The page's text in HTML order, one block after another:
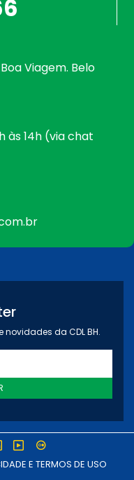
Viagem. Belo
às 14h (via chat
da CDL BH.
E TERMOS DE USO